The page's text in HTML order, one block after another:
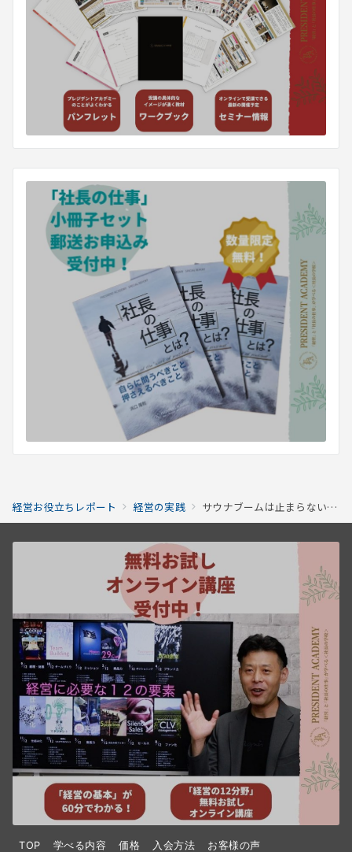
経営お役立ちレポート 経営の実践 サウナブームは止まらない！進化する経営×サウナを徹底分析！
TOP 学べる内容 価格 入会方法 お客様の声